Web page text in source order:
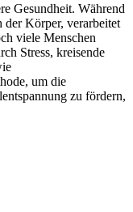
Gesundheit. Während
der Körper, verarbeitet
viele Menschen
Stress, kreisende
um die
zu fördern,